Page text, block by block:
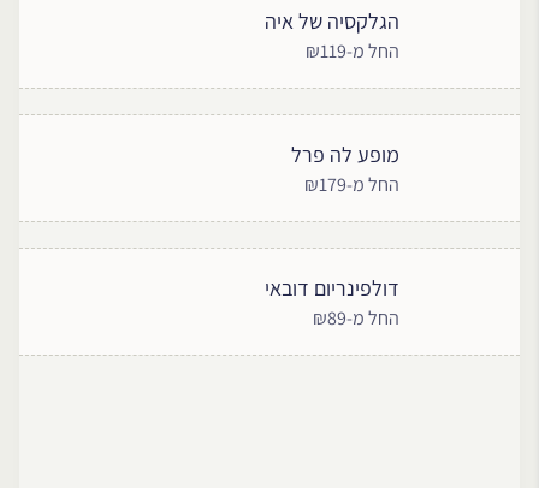
הגלקסיה של איה
החל מ-₪119
מופע לה פרל
החל מ-₪179
דולפינריום דובאי
החל מ-₪89